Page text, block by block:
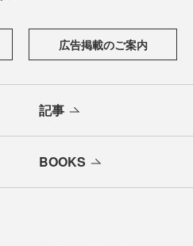
広告掲載のご案内
記事
BOOKS